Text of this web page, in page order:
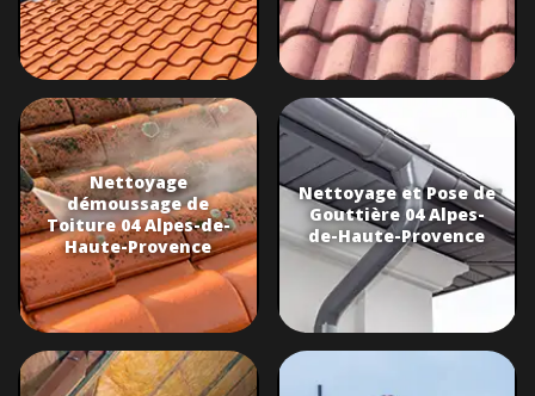
Nettoyage
démoussage de
Toiture 04 Alpes-de-
Haute-Provence
Nettoyage et Pose de
Gouttière 04 Alpes-
de-Haute-Provence